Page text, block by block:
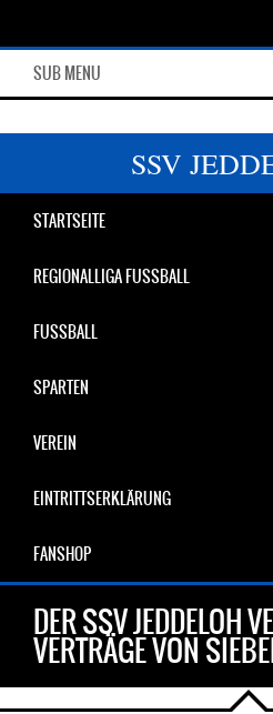
SUB MENU
SSV
STARTSEITE
REGIONALLIGA FUSSBALL
FUSSBALL
SPARTEN
VEREIN
EINTRITTSERKLÄRUNG
FANSHOP
DER SSV JEDDELOH
VERTRÄGE VON